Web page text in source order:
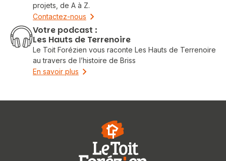
projets, de A à Z.
Contactez-nous
Votre podcast :
Les Hauts de Terrenoire
Le Toit Forézien vous raconte Les Hauts de Terrenoire
au travers de l’histoire de Briss
En savoir plus